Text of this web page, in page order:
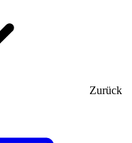
Zurück